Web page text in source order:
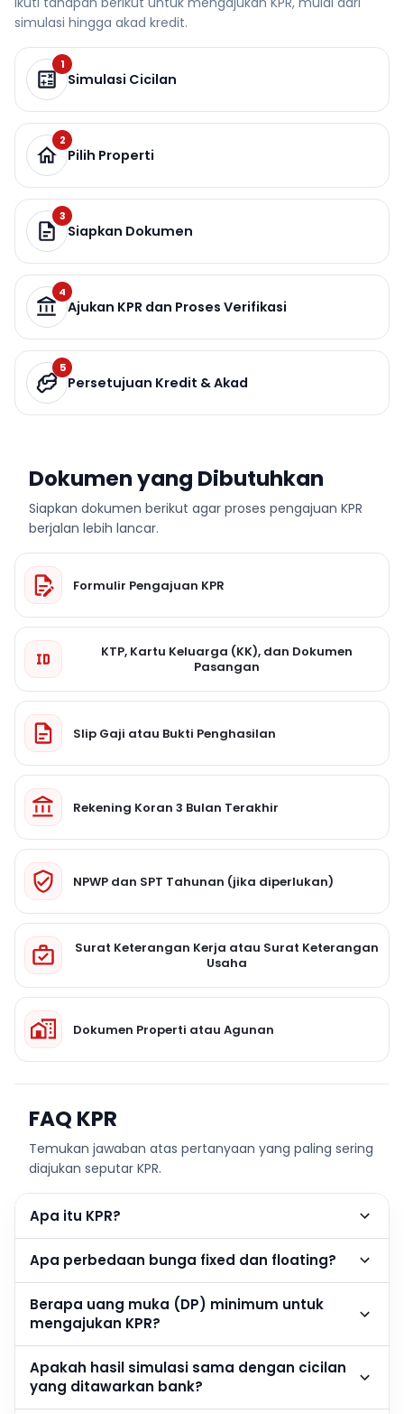
simulasi hingga akad kredit.
1
Simulasi Cicilan
2
Pilih Properti
3
Siapkan Dokumen
4
Ajukan KPR dan Proses Verifikasi
5
Persetujuan Kredit & Akad
Dokumen yang Dibutuhkan
Siapkan dokumen berikut agar proses pengajuan KPR
berjalan lebih lancar.
Formulir Pengajuan KPR
KTP, Kartu Keluarga (KK), dan Dokumen
Pasangan
Slip Gaji atau Bukti Penghasilan
Rekening Koran 3 Bulan Terakhir
NPWP dan SPT Tahunan (jika diperlukan)
Surat Keterangan Kerja atau Surat Keterangan
Usaha
Dokumen Properti atau Agunan
FAQ KPR
Temukan jawaban atas pertanyaan yang paling sering
diajukan seputar KPR.
Apa itu KPR?
Apa perbedaan bunga fixed dan floating?
Berapa uang muka (DP) minimum untuk
mengajukan KPR?
Apakah hasil simulasi sama dengan cicilan
yang ditawarkan bank?